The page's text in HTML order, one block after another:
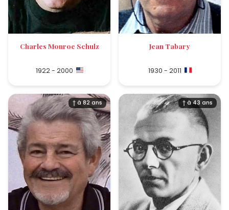
Charles Monroe Schulz
1922 - 2000
Jean Tabary
1930 - 2011
† à 82 ans † à 43 ans